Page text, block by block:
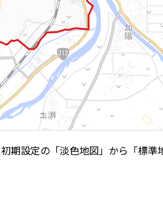
期設定の「淡色地図」から「標